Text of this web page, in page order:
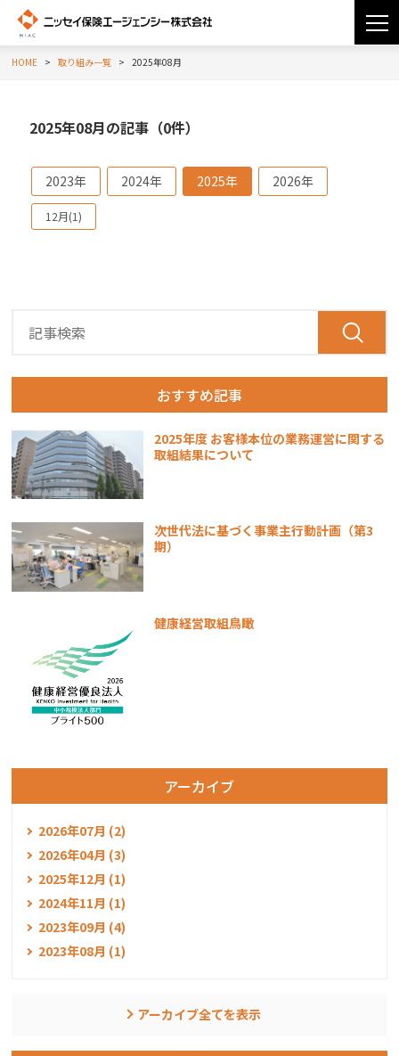
HOME 取り組み一覧 2025年08月
2025年08月の記事（0件）
2023年 2024年 2025年 2026年
12月(1)
おすすめ記事
2025年度 お客様本位の業務運営に関する
取組結果について
次世代法に基づく事業主行動計画（第3
期）
健康経営取組鳥瞰
アーカイブ
2026年07月 (2)
2026年04月 (3)
2025年12月 (1)
2024年11月 (1)
2023年09月 (4)
2023年08月 (1)
アーカイブ全てを表示